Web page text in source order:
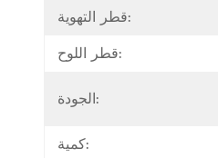
قطر التهوية:
قطر اللوح:
الجودة:
كمية: